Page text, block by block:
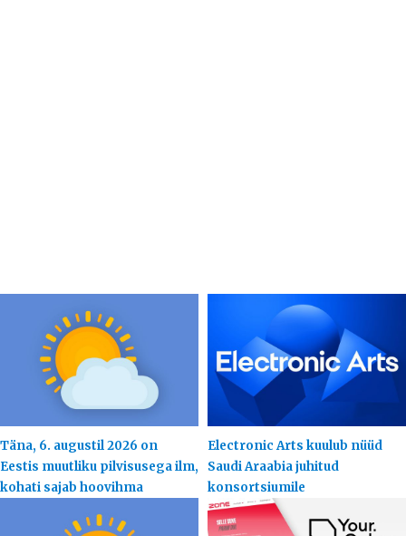
Täna, 6. augustil 2026 on
Eestis muutliku pilvisusega ilm,
kohati sajab hoovihma
Electronic Arts kuulub nüüd
Saudi Araabia juhitud
konsortsiumile